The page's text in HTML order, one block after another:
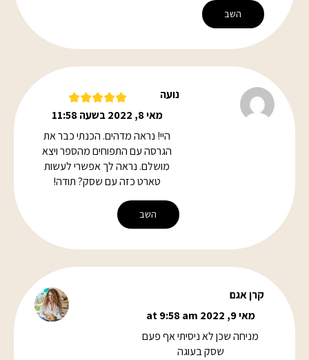
השב
נועה
מאי 8, 2022 בשעה 11:58
היי! נראה מדהים. הכנתי כבר את
הגרסה עם התפוחים מהספר ויצא
מושלם. נראה לך אפשרי לעשות
טארט כזה עם שסק? תודה!
השב
קרן אגם
מאי 9, 2022 at 9:58 am
מניחה שכן לא ניסיתי אף פעם
שסק בעוגה